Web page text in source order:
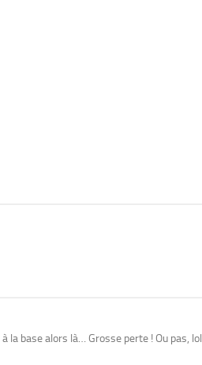
la base alors là… Grosse perte ! Ou pas, lol